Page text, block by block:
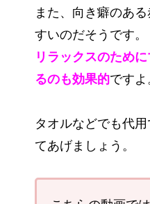
また、向き癖のあ
すいのだそうです。
リラックスのため
るのも効果的ですよ
タオルなどでも代
てあげましょう。